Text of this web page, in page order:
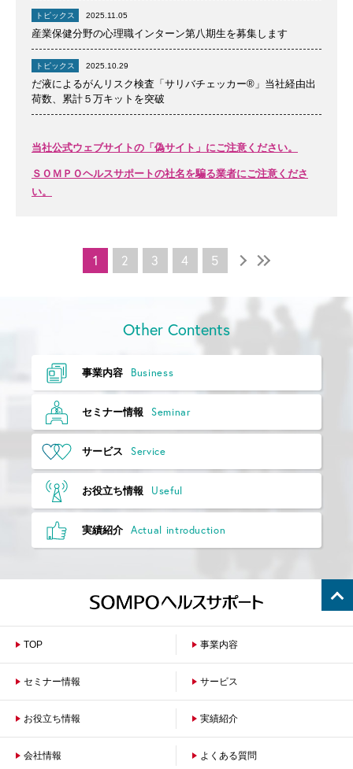
トピックス 2025.11.05
産業保健分野の心理職インターン第八期生を募集します
トピックス 2025.10.29
だ液によるがんリスク検査「サリバチェッカー®」当社経由出
荷数、累計５万キットを突破
当社公式ウェブサイトの「偽サイト」にご注意ください。
ＳＯＭＰＯヘルスサポートの社名を騙る業者にご注意くださ
い。
1 2 3 4 5
Other Contents
事業内容 Business
セミナー情報 Seminar
サービス Service
お役立ち情報 Useful
実績紹介 Actual introduction
TOP 事業内容
セミナー情報 サービス
保険者のお客さまへ 企業のお客さまへ
お役立ち情報 実績紹介
会社情報 よくある質問